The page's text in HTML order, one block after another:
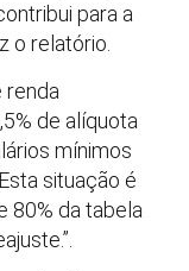
para a
o relatório.
renda
de alíquota
mínimos
situação é
80% da tabela